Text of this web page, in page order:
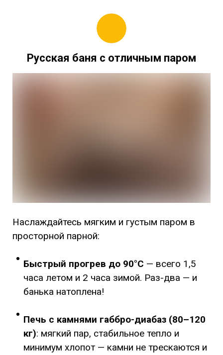
Русская баня с отличным паром
Наслаждайтесь мягким и густым паром в
просторной парной:
Быстрый прогрев до 90°C — всего 1,5
часа летом и 2 часа зимой. Раз-два — и
банька натоплена!
Печь с камнями габбро-диабаз (80–120
кг): мягкий пар, стабильное тепло и
минимум хлопот — камни не трескаются и